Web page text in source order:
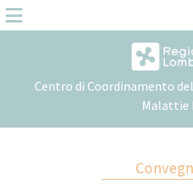
Centro di Coordinamento
Malattie